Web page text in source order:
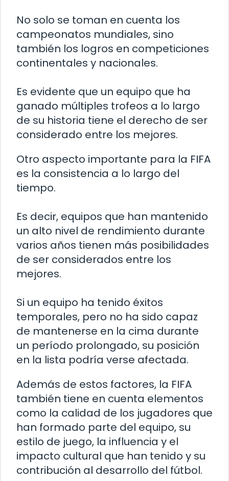
No solo se toman en cuenta los
campeonatos mundiales, sino
también los logros en competiciones
continentales y nacionales.
Es evidente que un equipo que ha
ganado múltiples trofeos a lo largo
de su historia tiene el derecho de ser
considerado entre los mejores.
Otro aspecto importante para la FIFA
es la consistencia a lo largo del
tiempo.
Es decir, equipos que han mantenido
un alto nivel de rendimiento durante
varios años tienen más posibilidades
de ser considerados entre los
mejores.
Si un equipo ha tenido éxitos
temporales, pero no ha sido capaz
de mantenerse en la cima durante
un período prolongado, su posición
en la lista podría verse afectada.
Además de estos factores, la FIFA
también tiene en cuenta elementos
como la calidad de los jugadores que
han formado parte del equipo, su
estilo de juego, la influencia y el
impacto cultural que han tenido y su
contribución al desarrollo del fútbol.